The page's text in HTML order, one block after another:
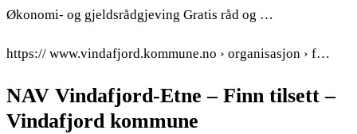
Økonomi- og gjeldsrådgjeving Gratis råd og …
https:// www.vindafjord.kommune.no › organisasjon › f…
NAV Vindafjord-Etne – Finn tilsett –
Vindafjord kommune